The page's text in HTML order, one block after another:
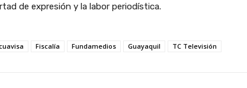
de expresión y la labor periodística.
Fiscalía Fundamedios Guayaquil TC Televisión